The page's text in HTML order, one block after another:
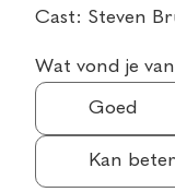
Cast: Steven
Wat vond je
Goed
Kan beter